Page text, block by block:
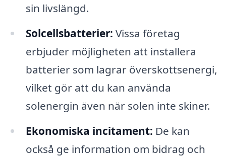
sin livslängd.
Solcellsbatterier: Vissa företag
erbjuder möjligheten att installera
batterier som lagrar överskottsenergi,
vilket gör att du kan använda
solenergin även när solen inte skiner.
Ekonomiska incitament: De kan
också ge information om bidrag och